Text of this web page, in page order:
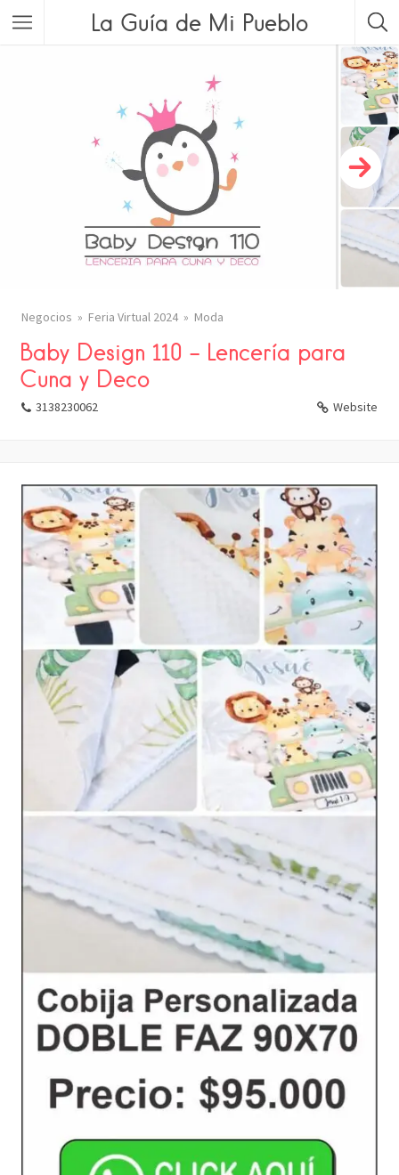
La Guía de Mi Pueblo
Negocios Feria Virtual 2024 Moda
Baby Design 110 – Lencería para
Cuna y Deco
3138230062 Website